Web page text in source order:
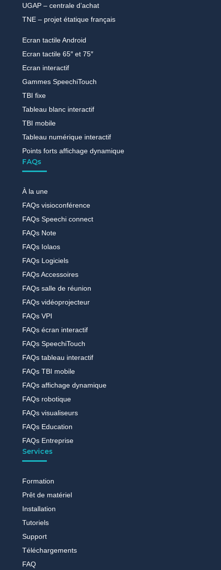
UGAP – centrale d’achat
TNE – projet étatique français
Ecran tactile Android
Ecran tactile 65″ et 75″
Ecran interactif
Gammes SpeechiTouch
TBI fixe
Tableau blanc interactif
TBI mobile
Tableau numérique interactif
Points forts affichage dynamique
FAQs
À la une
FAQs visioconférence
FAQs Speechi connect
FAQs Note
FAQs Iolaos
FAQs Logiciels
FAQs Accessoires
FAQs salle de réunion
FAQs vidéoprojecteur
FAQs VPI
FAQs écran interactif
FAQs SpeechiTouch
FAQs tableau interactif
FAQs TBI mobile
FAQs affichage dynamique
FAQs robotique
FAQs visualiseurs
FAQs Education
FAQs Entreprise
Services
Formation
Prêt de matériel
Installation
Tutoriels
Support
Téléchargements
FAQ